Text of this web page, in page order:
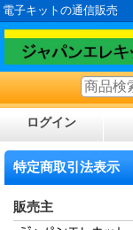
電子キットの通信販売
ログイン
特定商取引法表示
販売主